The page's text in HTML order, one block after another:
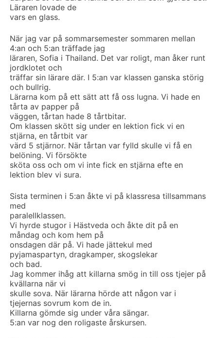
Läraren lovade de
vars en glass.
När jag var på sommarsemester sommaren mellan
4:an och 5:an träffade jag
läraren, Sofia i Thailand. Det var roligt, man åker runt
jordklotet och
träffar sin lärare där. I 5:an var klassen ganska störig
och bullrig.
Lärarna kom på ett sätt att få oss lugna. Vi hade en
tårta av papper på
väggen, tårtan hade 8 tårtbitar.
Om klassen skött sig under en lektion fick vi en
stjärna, en tårtbit var
värd 5 stjärnor. När tårtan var fylld skulle vi få en
belöning. Vi försökte
sköta oss och om vi inte fick en stjärna efte en
lektion blev vi sura.
Sista terminen i 5:an åkte vi på klassresa tillsammans
med
paralellklassen.
Vi hyrde stugor i Hästveda och åkte dit på en
måndag och kom hem på
onsdagen där på. Vi hade jättekul med
pyjamaspartyn, dragkamper, skogslekar
och bad.
Jag kommer ihåg att killarna smög in till oss tjejer på
kvällarna när vi
skulle sova. När lärarna hörde att någon var i
tjejernas sovrum kom de in.
Killarna gömde sig under våra sängar.
5:an var nog den roligaste årskursen.